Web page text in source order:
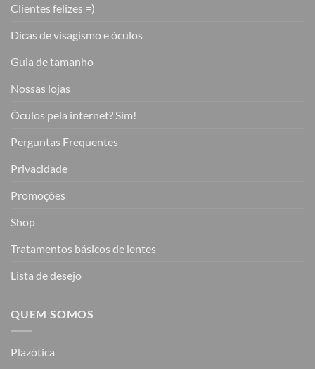
Clientes felizes =)
Dicas de visagismo e óculos
Guia de tamanho
Nossas lojas
Óculos pela internet? Sim!
Perguntas Frequentes
Privacidade
Promoções
Shop
Tratamentos básicos de lentes
Lista de desejo
QUEM SOMOS
Plazótica